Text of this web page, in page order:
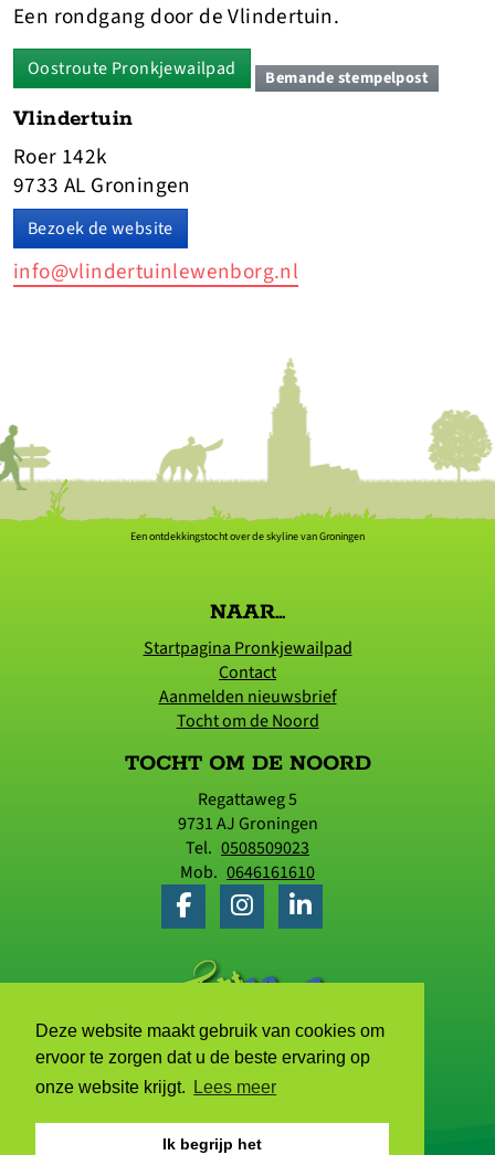
Deze website maakt gebruik van cookies om
ervoor te zorgen dat u de beste ervaring op
onze website krijgt.
Lees meer
Ik begrijp het
Een rondgang door de Vlindertuin.
Oostroute Pronkjewailpad Bemande stempelpost
Vlindertuin
Roer 142k
9733 AL Groningen
Bezoek de website
info@vlindertuinlewenborg.nl
Een ontdekkingstocht over de skyline van Groningen
NAAR...
Startpagina Pronkjewailpad
Contact
Aanmelden nieuwsbrief
Tocht om de Noord
TOCHT OM DE NOORD
Regattaweg 5
9731 AJGroningen
Tel. 0508509023
Mob. 0646161610